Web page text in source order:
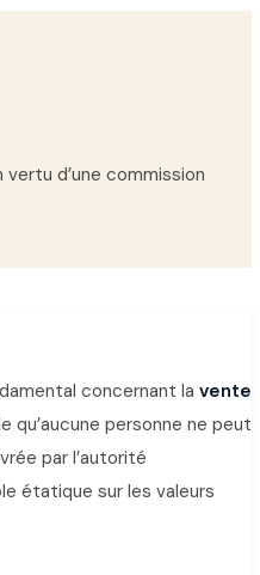
d’une commission
concernant la vente
personne ne peut
par l’autorité
étatique sur les valeurs